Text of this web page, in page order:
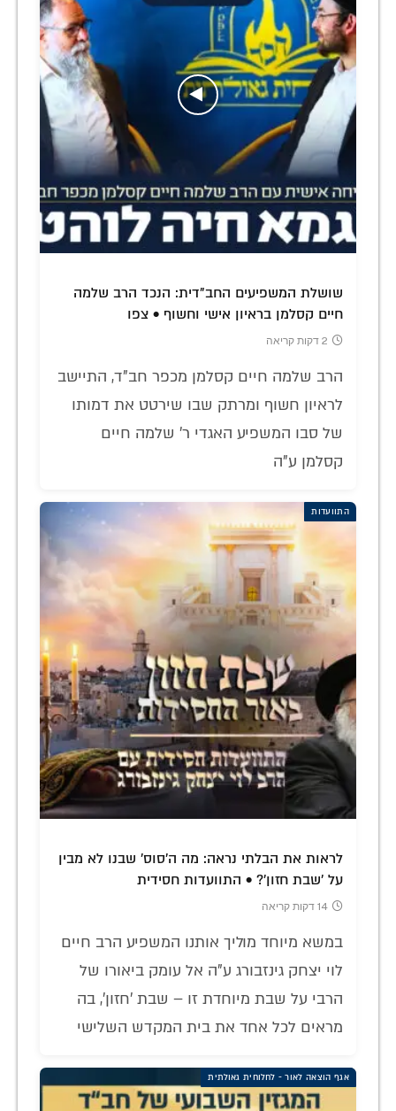
שושלת המשפיעים החב"דית: הנכד הרב שלמה
חיים קסלמן בראיון אישי וחשוף • צפו
2 דקות קריאה
הרב שלמה חיים קסלמן מכפר חב"ד, התיישב
לראיון חשוף ומרתק שבו שירטט את דמותו
של סבו המשפיע האגדי ר' שלמה חיים
קסלמן ע"ה
התוועדות
לראות את הבלתי נראה: מה ה'סוס' שבנו לא מבין
על 'שבת חזון'? • התוועדות חסידית
14 דקות קריאה
במשא מיוחד מוליך אותנו המשפיע הרב חיים
לוי יצחק גינזבורג ע"ה אל עומק ביאורו של
הרבי על שבת מיוחדת זו – שבת 'חזון', בה
מראים לכל אחד את בית המקדש השלישי
אגף הוצאה לאור - לחלוחית גאולתית